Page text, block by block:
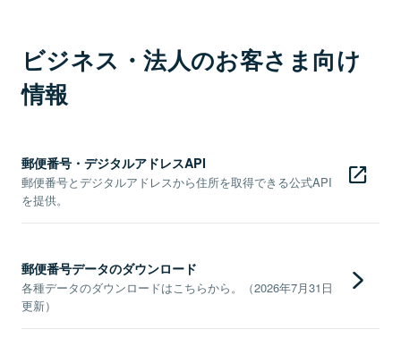
ビジネス・法人のお客さま向け
情報
郵便番号・デジタルアドレスAPI
郵便番号とデジタルアドレスから住所を取得できる公式API
を提供。
郵便番号データのダウンロード
各種データのダウンロードはこちらから。（2026年7月31日
更新）